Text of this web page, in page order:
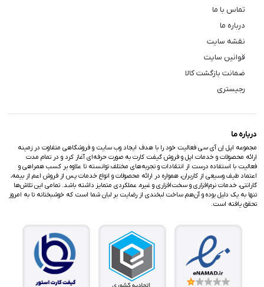
تماس با ما
درباره ما
نقشه سایت
قوانین سایت
ضمانت بازگشت کالا
رجیستری
درباره ما
مجموعه اپل اِن آی سی فعالیت خود را با هدف ایجاد وب سایت و فروشگاهی متفاوت در زمینه
ارائه محصولات و خدمات اپل و فروش گیفت کارت به صورت حرفه‌ای آغاز کرد و در تمام مدت
فعالیت با استفاده درست از انتقادات و تجربه‌های مختلف توانسته تا علاوه بر کسب همراهی و
اعتماد طیف وسیعی از کاربران، همواره در ارائه محصولات و انواع خدمات پس از فروش اعم از بیمه،
گارانتی، خدمات نرم‌افزاری و سخت‌افزاری و غیره، عملکردی متمایز داشته باشد. تمامی این تلاش‌ها
تنها به یک دلیل بوده و آن‌هم ساخت لبخندی از رضایت بر لبان شما است که خوشبختانه تا به امروز
تحقق یافته است.